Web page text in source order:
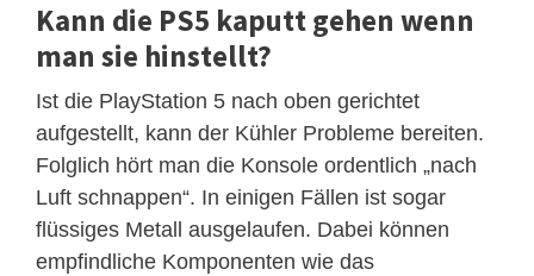
Kann die PS5 kaputt gehen wenn
man sie hinstellt?
Ist die PlayStation 5 nach oben gerichtet
aufgestellt, kann der Kühler Probleme bereiten.
Folglich hört man die Konsole ordentlich „nach
Luft schnappen“. In einigen Fällen ist sogar
flüssiges Metall ausgelaufen. Dabei können
empfindliche Komponenten wie das